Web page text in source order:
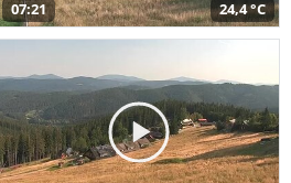
07:21 24,4 °C